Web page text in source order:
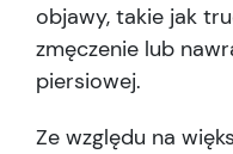
objawy, takie jak
zmęczenie lub
piersiowej.
Ze względu na